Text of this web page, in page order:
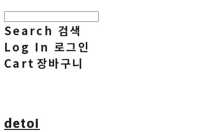
Search 검색
Log In 로그인
Cart 장바구니
detoi